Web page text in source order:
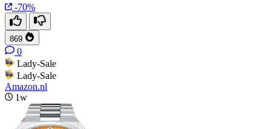
-70%
869
0
Lady-Sale
Lady-Sale
Amazon.nl
1w